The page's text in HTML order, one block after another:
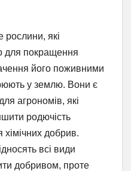
рослини, які
для покращення
його поживними
у землю. Вони є
агрономів, які
родючість
хімічних добрив.
всі види
добривом, проте